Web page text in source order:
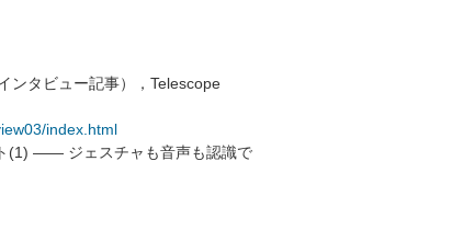
ンタビュー記事），Telescope
index.html
(1) ―― ジェスチャも音声も認識で